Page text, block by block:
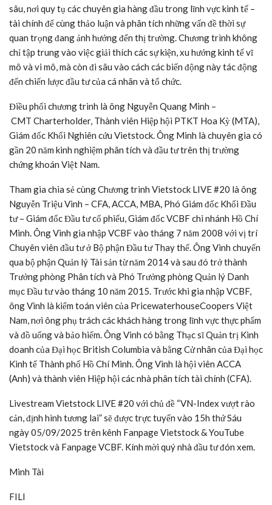
sâu, nơi quy tụ các chuyên gia hàng đầu trong lĩnh vực kinh tế –
tài chính để cùng thảo luận và phân tích những vấn đề thời sự
quan trọng đang ảnh hưởng đến thị trường. Chương trình không
chỉ tập trung vào việc giải thích các sự kiện, xu hướng kinh tế vĩ
mô và vi mô, mà còn đi sâu vào cách các biến động này tác động
đến chiến lược đầu tư của cá nhân và tổ chức.
Điều phối chương trình là ông Nguyễn Quang Minh –
CMT Charterholder, Thành viên Hiệp hội PTKT Hoa Kỳ (MTA),
Giám đốc Khối Nghiên cứu Vietstock. Ông Minh là chuyên gia có
gần 20 năm kinh nghiệm phân tích và đầu tư trên thị trường
chứng khoán Việt Nam.
Tham gia chia sẻ cùng Chương trình Vietstock LIVE #20 là ông
Nguyễn Triệu Vinh – CFA, ACCA, MBA, Phó Giám đốc Khối Đầu
tư – Giám đốc Đầu tư cổ phiếu, Giám đốc VCBF chi nhánh Hồ Chí
Minh. Ông Vinh gia nhập VCBFvào tháng 7 năm 2008 với vị trí
Chuyên viên đầu tư ở Bộ phận Đầu tư Thay thế. Ông Vinh chuyển
qua bộ phận Quản lý Tài sản từ năm 2014 và sau đó trở thành
Trưởng phòng Phân tích và Phó Trưởng phòng Quản lý Danh
mục Đầu tư vào tháng 10 năm 2015. Trước khi gia nhập VCBF,
ông Vinh là kiểm toán viên của PricewaterhouseCoopers Việt
Nam, nơi ông phụ trách các khách hàng trong lĩnh vực thực phẩm
và đồ uống và bảo hiểm. Ông Vinh có bằng Thạc sĩ Quản trị Kinh
doanh của Đại học British Columbia và bằng Cử nhân của Đại học
Kinh tế Thành phố Hồ Chí Minh. Ông Vinh là hội viên ACCA
(Anh) và thành viên Hiệp hội các nhà phân tích tài chính (CFA).
Livestream Vietstock LIVE #20 với chủ đề “VN-Index vượt rào
cản, định hình tương lai” sẽ được trực tuyến vào 15h thứ Sáu
ngày 05/09/2025 trên kênh Fanpage Vietstock & YouTube
Vietstock và FanpageVCBF. Kính mời quý nhà đầu tư đón xem.
Minh Tài
FILI